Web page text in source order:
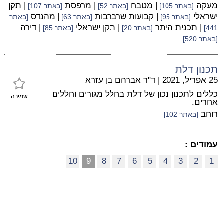
מעקה [באתר 105] | מטבח [באתר 52] | מרפסת [באתר 107]
| תקן
ישראלי [באתר 95] | קבועות שרברבות [באתר 63] | מהנדס [באתר
441]
| תכנית היתר [באתר 20] | תקן ישראלי [באתר 85] | דירה
[באתר 520]
תכנון דלת
שמירה
25 אפריל, 2021 | ד"ר אברהם בן עזרא
כללים לתכנון נכון של דלת בחלל מגורים וחללים
אחרים.
רוחב [באתר 102]
עמודים :
1
2
3
4
5
6
7
8
9
10